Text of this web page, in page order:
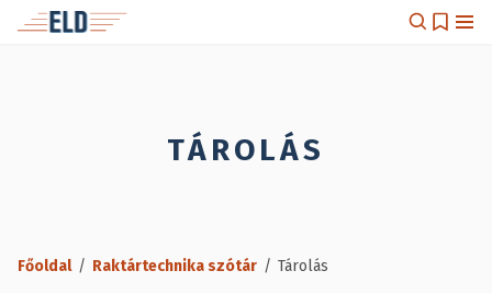
TÁROLÁS
Főoldal / Raktártechnika szótár / Tárolás